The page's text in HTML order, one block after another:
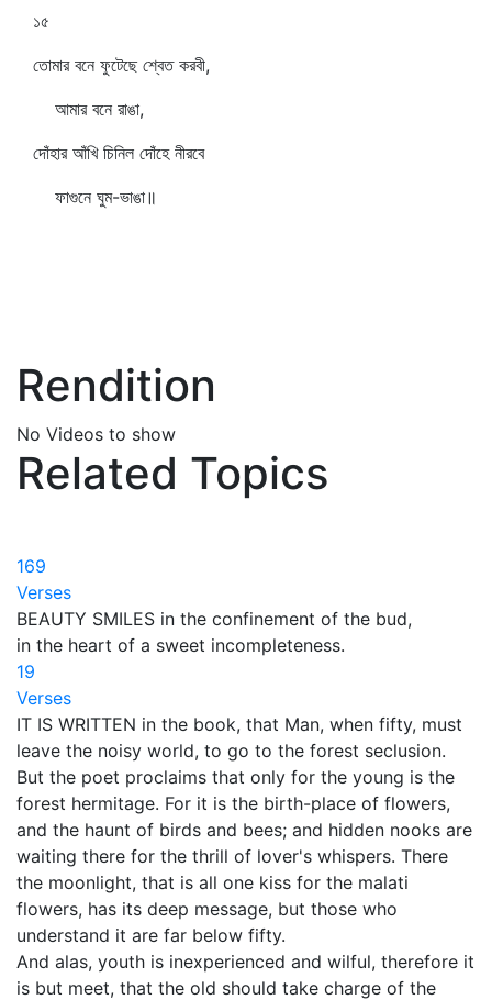
১৫
তোমার বনে ফুটেছে শ্বেত করবী,
আমার বনে রাঙা,
দোঁহার আঁখি চিনিল দোঁহে নীরবে
ফাগুনে ঘুম-ভাঙা॥
Rendition
No Videos to show
Related Topics
169
Verses
BEAUTY SMILES in the confinement of the bud,
in the heart of a sweet incompleteness.
19
Verses
IT IS WRITTEN in the book, that Man, when fifty, must
leave the noisy world, to go to the forest seclusion.
But the poet proclaims that only for the young is the
forest hermitage. For it is the birth-place of flowers,
and the haunt of birds and bees; and hidden nooks are
waiting there for the thrill of lover's whispers. There
the moonlight, that is all one kiss for the malati
flowers, has its deep message, but those who
understand it are far below fifty.
And alas, youth is inexperienced and wilful, therefore it
is but meet, that the old should take charge of the